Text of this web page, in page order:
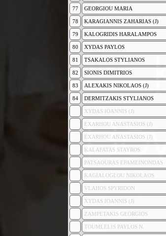
77 GEORGIOU MARIA
78 KARAGIANNIS ZAHARIAS (J)
79 KALOGRIDIS HARALAMPOS
80 XYDAS PAYLOS
81 TSAKALOS STYLIANOS
82 SIONIS DIMITRIOS
83 ALEXAKIS NIKOLAOS (J)
84 DERMITZAKIS STYLIANOS
XYDAS IOANNIS (J)
EXARHOU ANASTASIOS (J)
EXARHOU ANASTASIOS (J)
KALAFATAS STAYROS
PATSAOURAS EPAMEINONDAS
KAGIALOGLOU NIKOLAOS
VLAHOS SPYRIDON
XYDAS IOANNIS (J)
ZAMPETAKIS GEORGIOS
TOUMLELIS PAYLOS N.